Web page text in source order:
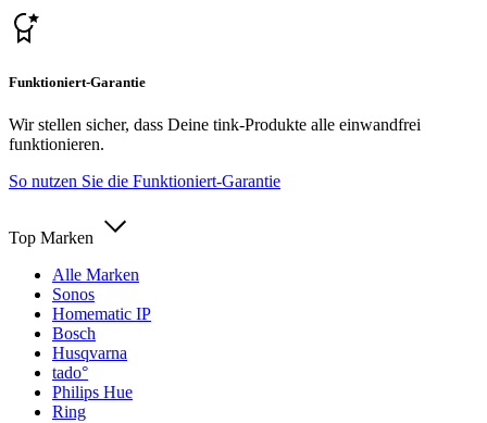
Funktioniert-Garantie
Wir stellen sicher, dass Deine tink-Produkte alle einwandfrei
funktionieren.
So nutzen Sie die Funktioniert-Garantie
Top Marken
Alle Marken
Sonos
Homematic IP
Bosch
Husqvarna
tado°
Philips Hue
Ring